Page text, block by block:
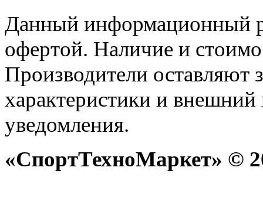
Данный информационный
офертой. Наличие и
Производители оставляют
характеристики и внешний
уведомления.
«СпортТехноМаркет» ©